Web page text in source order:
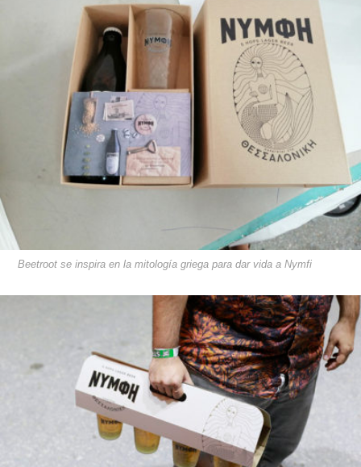
Beetroot se inspira en la mitología griega para dar vida a Nymfi